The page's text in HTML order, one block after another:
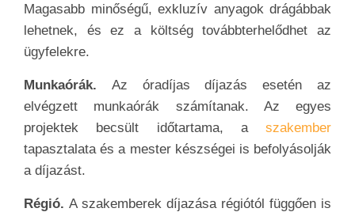
Magasabb minőségű, exkluzív anyagok drágábbak
lehetnek, és ez a költség továbbterhelődhet az
ügyfelekre.
Munkaórák. Az óradíjas díjazás esetén az
elvégzett munkaórák számítanak. Az egyes
projektek becsült időtartama, a szakember
tapasztalata és a mester készségei is befolyásolják
a díjazást.
Régió. A szakemberek díjazása régiótól függően is